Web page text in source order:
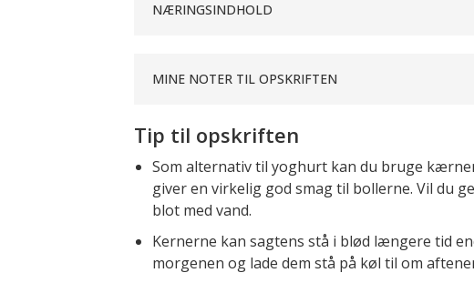
NÆRINGSINDHOLD
MINE NOTER TIL OPSKRIFTEN
Tip til opskriften
Som alternativ til yoghurt kan du bruge
giver en virkelig god smag til bollerne. Vil du
blot med vand.
Kernerne kan sagtens stå i blød længere tid
morgenen og lade dem stå på køl til om